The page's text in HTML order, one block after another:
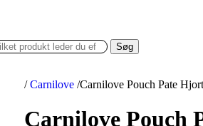
Søg
/ Carnilove /Carnilove Pouch Pate
Carnilove Pouch